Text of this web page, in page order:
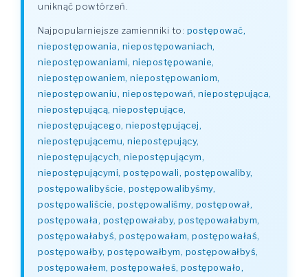
uniknąć powtórzeń.
Najpopularniejsze zamienniki to: postępować,
niepostępowania, niepostępowaniach,
niepostępowaniami, niepostępowanie,
niepostępowaniem, niepostępowaniom,
niepostępowaniu, niepostępowań, niepostępująca,
niepostępującą, niepostępujące,
niepostępującego, niepostępującej,
niepostępującemu, niepostępujący,
niepostępujących, niepostępującym,
niepostępującymi, postępowali, postępowaliby,
postępowalibyście, postępowalibyśmy,
postępowaliście, postępowaliśmy, postępował,
postępowała, postępowałaby, postępowałabym,
postępowałabyś, postępowałam, postępowałaś,
postępowałby, postępowałbym, postępowałbyś,
postępowałem, postępowałeś, postępowało,